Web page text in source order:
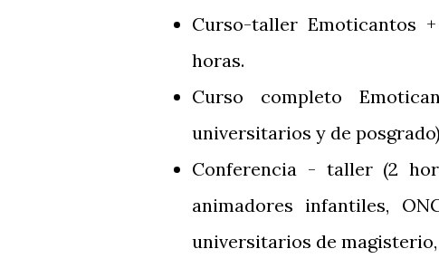
Curso-taller Emoticantos
horas.
Curso completo
universitarios y de
Conferencia - taller (2
animadores infantiles,
universitarios de